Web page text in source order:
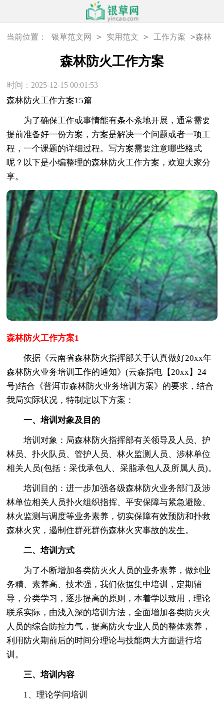
当前位置： 银草范文网 > 实用范文 > 工作方案 >森林
森林防火工作方案
时间：2025-12-15 00:01:53
森林防火工作方案15篇
为了确保工作或事情能有条不紊地开展，通常需要
提前准备好一份方案，方案是解决一个问题或者一项工
程，一个课题的详细过程。写方案需要注意哪些格式
呢？以下是小编整理的森林防火工作方案，欢迎大家分
享。
森林防火工作方案1
依据《云南省森林防火指挥部关于认真做好20xx年
森林防火业务培训工作的通知》(云森指电【20xx】24
号)结合《普洱市森林防火业务培训方案》的要求，结合
我局实际状况，特制定以下方案：
一、培训对象及目的
培训对象：局森林防火指挥部有关领导及人员、护
林员、扑火队员、管护人员、林火监测人员、涉林单位
相关人员(包括：采伐承包人、采脂承包人及所属人员)。
培训目的：进一步加强各级森林防火业务部门及涉
林单位相关人员扑火组织指挥、平安保障与紧急避险、
林火监测与调度等业务素养，切实保障有效预防和扑救
森林火灾，遏制住群死群伤森林火灾事故的发生。
二、培训方式
为了不断增加各类防灭火人员的业务素养，做到业
务精、素养高、技术强，我们依据集中培训，定期辅
导，分类学习，逐步提高的原则，本着学以致用，理论
联系实际，由浅入深的培训方法，全面增加各类防灭火
人员的综合防控力气，提高防火专业人员的整体素养，
利用防火期前后的时间分理论与技能两大方面进行培
训。
三、培训内容
1、理论学问培训